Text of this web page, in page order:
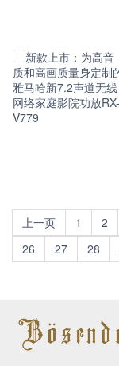
上一页
1 2
26
27 28